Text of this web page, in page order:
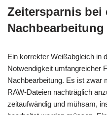
Zeitersparnis bei
Nachbearbeitung
Ein korrekter Weißabgleich in
Notwendigkeit umfangreicher
Nachbearbeitung. Es ist zwar
RAW-Dateien nachträglich
zeitaufwändig und mühsam,